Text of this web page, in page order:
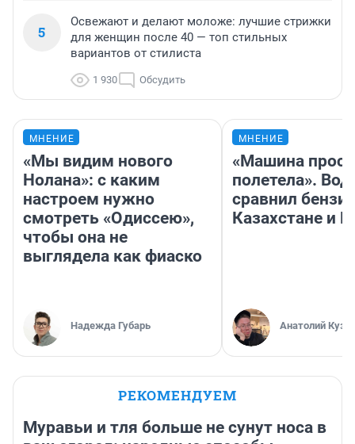
5
Освежают и делают моложе: лучшие стрижки
для женщин после 40 — топ стильных
вариантов от стилиста
1 930 Обсудить
МНЕНИЕ
«Мы видим нового
Нолана»: с каким
настроем нужно
смотреть «Одиссею»,
чтобы она не
выглядела как фиаско
Надежда Губарь
МНЕНИЕ
«Машина
полетела».
сравнил
Казахстане и
Анатолий
РЕКОМЕНДУЕМ
Муравьи и тля больше не сунут носа в